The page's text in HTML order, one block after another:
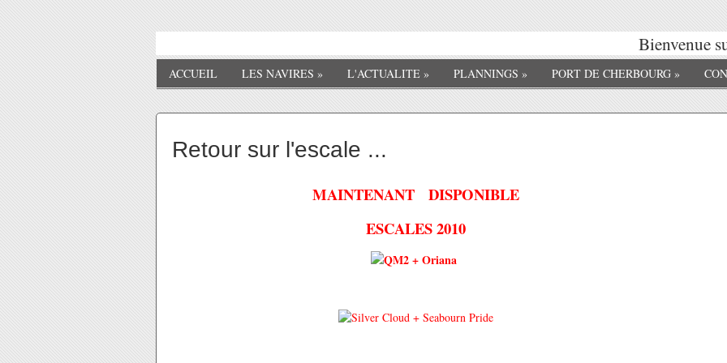
Bienvenue
ACCUEIL LES NAVIRES » L'ACTUALITE » PLANNINGS » PORT DE CHERBOURG »
Retour sur l'escale ...
MAINTENANT DISPONIBLE
ESCALES 2010